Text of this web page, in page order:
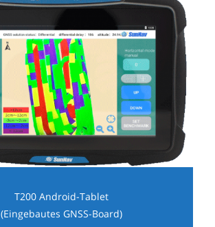
T200 Android-Tablet
(Eingebautes GNSS-Board)